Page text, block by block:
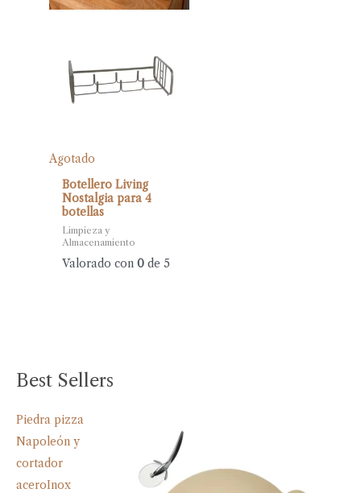
Agotado
Botellero Living
Nostalgia para 4
botellas
Limpieza y
Almacenamiento
Valorado con0 de 5
Best Sellers
Piedra pizza
Napoleón y
cortador
aceroInox